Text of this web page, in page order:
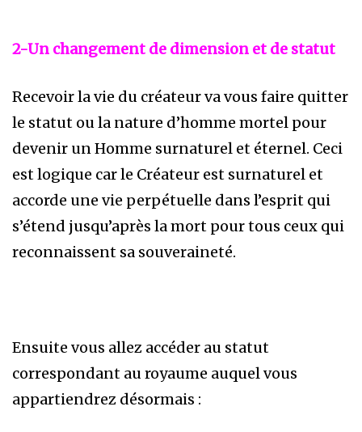
2-Un changement de dimension et de statut
Recevoir la vie du créateur va vous faire quitter
le statut ou la nature d’homme mortel pour
devenir un Homme surnaturel et éternel. Ceci
est logique car le Créateur est surnaturel et
accorde une vie perpétuelle dans l’esprit qui
s’étend jusqu’après la mort pour tous ceux qui
reconnaissent sa souveraineté.
Ensuite vous allez accéder au statut
correspondant au royaume auquel vous
appartiendrez désormais :